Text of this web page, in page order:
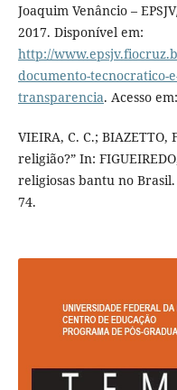
Joaquim Venâncio –
2017. Disponível em:
http://
documento-tecnocratico-
transparencia. Acesso
VIEIRA, C. C.;
religião?” In:
religiosas bantu no
74.